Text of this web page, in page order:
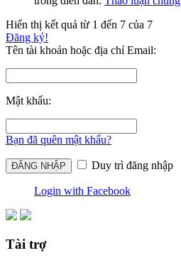
Hiển thị kết quả từ 1 đến 7 của 7
Đăng ký!
Tên tài khoản hoặc địa chỉ Email:
Mật khẩu:
Bạn đã quên mật khẩu?
Duy trì đăng nhập
Login with Facebook
Tài trợ